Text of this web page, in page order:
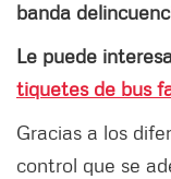
banda
Le puede
tiquetes de bus
Gracias a los
control que se